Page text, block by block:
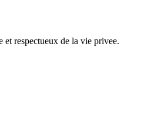
et respectueux de la vie privee.